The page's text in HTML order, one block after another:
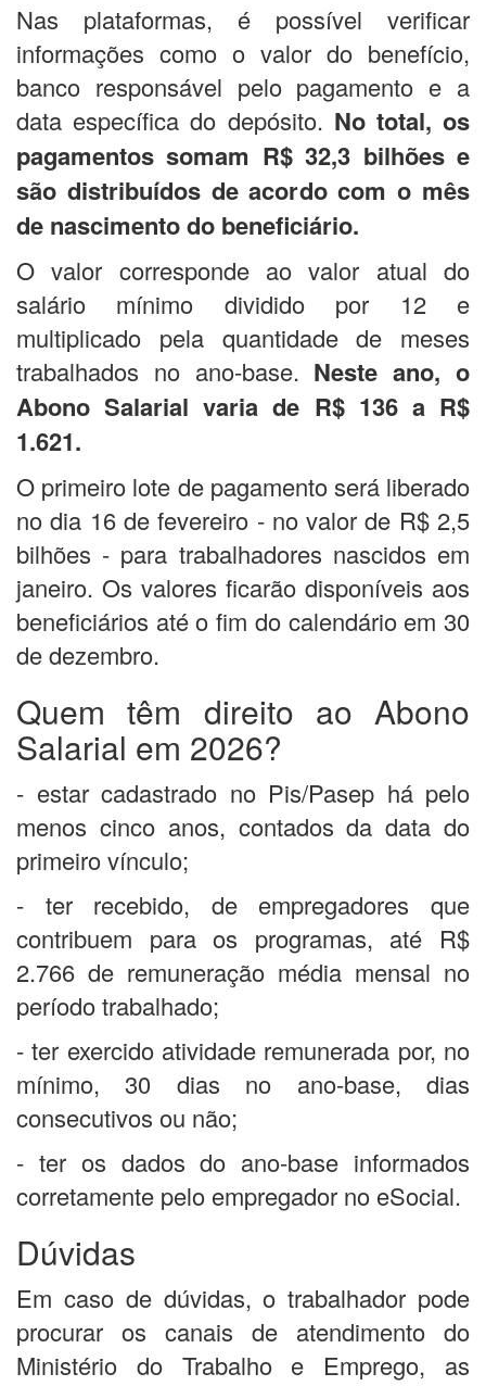
Nas plataformas, é possível verificar
informações como o valor do benefício,
banco responsável pelo pagamento e a
data específica do depósito. No total, os
pagamentos somam R$ 32,3 bilhões e
são distribuídos de acordo com o mês
de nascimento do beneficiário.
O valor corresponde ao valor atual do
salário mínimo dividido por 12 e
multiplicado pela quantidade de meses
trabalhados no ano-base. Neste ano, o
Abono Salarial varia de R$ 136 a R$
1.621.
O primeiro lote de pagamento será liberado
no dia 16 de fevereiro - no valor de R$ 2,5
bilhões - para trabalhadores nascidos em
janeiro. Os valores ficarão disponíveis aos
beneficiários até o fim do calendário em 30
de dezembro.
Quem têm direito ao Abono
Salarial em 2026?
- estar cadastrado no Pis/Pasep há pelo
menos cinco anos, contados da data do
primeiro vínculo;
- ter recebido, de empregadores que
contribuem para os programas, até R$
2.766 de remuneração média mensal no
período trabalhado;
- ter exercido atividade remunerada por, no
mínimo, 30 dias no ano-base, dias
consecutivos ou não;
- ter os dados do ano-base informados
corretamente pelo empregador no eSocial.
Dúvidas
Em caso de dúvidas, o trabalhador pode
procurar os canais de atendimento do
Ministério do Trabalho e Emprego, as